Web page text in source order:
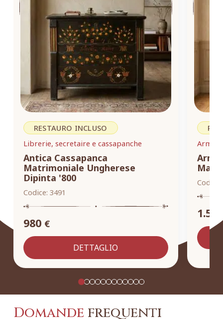
RESTAURO INCLUSO
Librerie, secretaire e cassapanche
Antica Cassapanca
Matrimoniale Ungherese
Dipinta '800
Codice: 3491
980 €
DETTAGLIO
Codice:
Domandefrequenti